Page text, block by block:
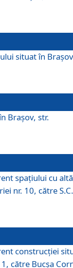
situat în
Braşov, str.
spaţiului cu altă
nr. 10, către S.C.
construcţiei
către Bucşa